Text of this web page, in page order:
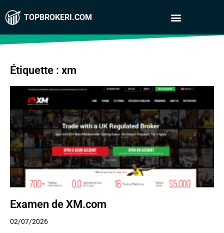
TOPBROKERI.COM
Étiquette : xm
Examen de XM.com
02/07/2026